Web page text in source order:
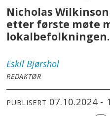
Nicholas
etter første møte
lokalbefolkningen.
Eskil Bjørshol
REDAKTØR
PUBLISERT 07.10.2024 -